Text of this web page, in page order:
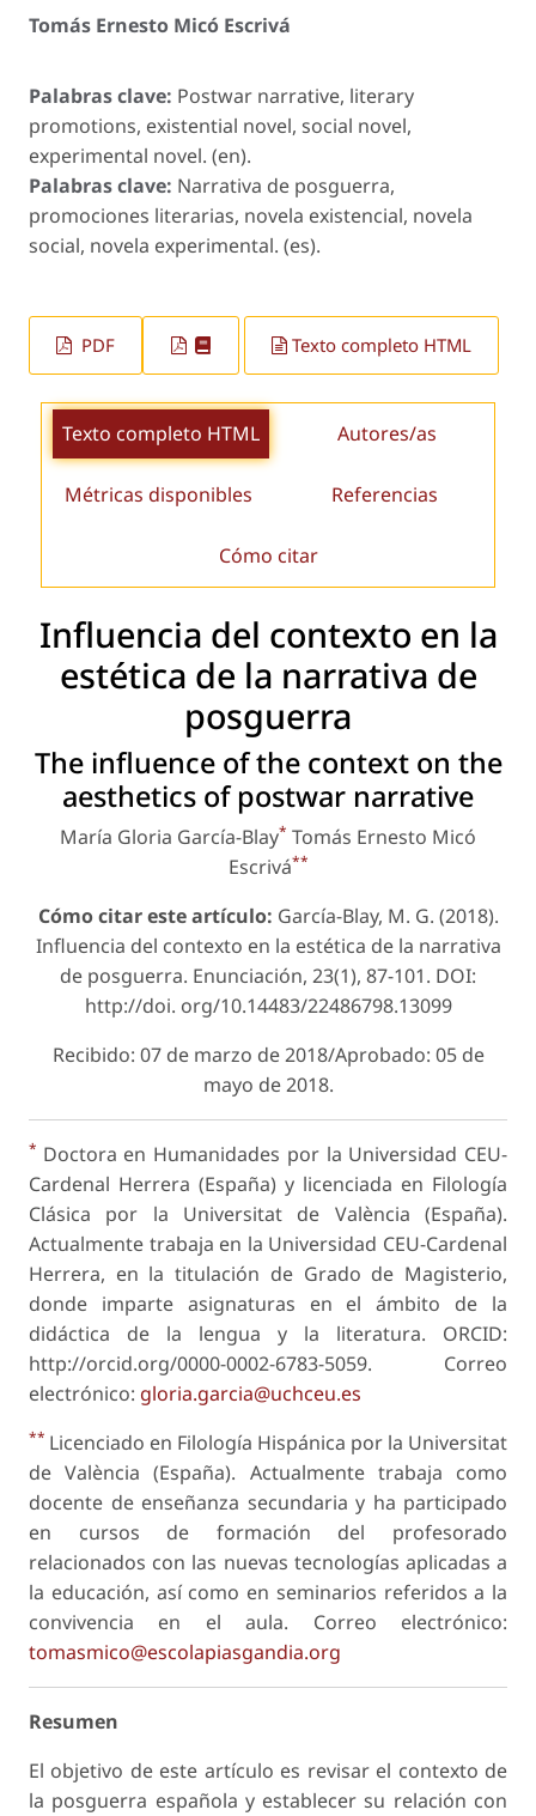
Tomás Ernesto Micó Escrivá
Palabras clave: Postwar narrative, literary
promotions, existential novel, social novel,
experimental novel. (en).
Palabras clave: Narrativa de posguerra,
promociones literarias, novela existencial, novela
social, novela experimental. (es).
PDF Texto completo HTML
Texto completo HTML Autores/as
Métricas disponibles Referencias
Cómo citar
Influencia del contexto en la
estética de la narrativa de
posguerra
The influence of the context on the
aesthetics of postwar narrative
María Gloria García-Blay* Tomás Ernesto Micó
Escrivá**
Cómo citar este artículo: García-Blay, M. G. (2018).
Influencia del contexto en la estética de la narrativa
de posguerra. Enunciación, 23(1), 87-101. DOI:
http://doi. org/10.14483/22486798.13099
Recibido: 07 de marzo de 2018/Aprobado: 05 de
mayo de 2018.
* Doctora en Humanidades por la Universidad CEU-
Cardenal Herrera (España) y licenciada en Filología
Clásica por la Universitat de València (España).
Actualmente trabaja en la Universidad CEU-Cardenal
Herrera, en la titulación de Grado de Magisterio,
donde imparte asignaturas en el ámbito de la
didáctica de la lengua y la literatura. ORCID:
http://orcid.org/0000-0002-6783-5059. Correo
electrónico: gloria.garcia@uchceu.es
** Licenciado en Filología Hispánica por la Universitat
de València (España). Actualmente trabaja como
docente de enseñanza secundaria y ha participado
en cursos de formación del profesorado
relacionados con las nuevas tecnologías aplicadas a
la educación, así como en seminarios referidos a la
convivencia en el aula. Correo electrónico:
tomasmico@escolapiasgandia.org
Resumen
El objetivo de este artículo es revisar el contexto de
la posguerra española y establecer su relación con